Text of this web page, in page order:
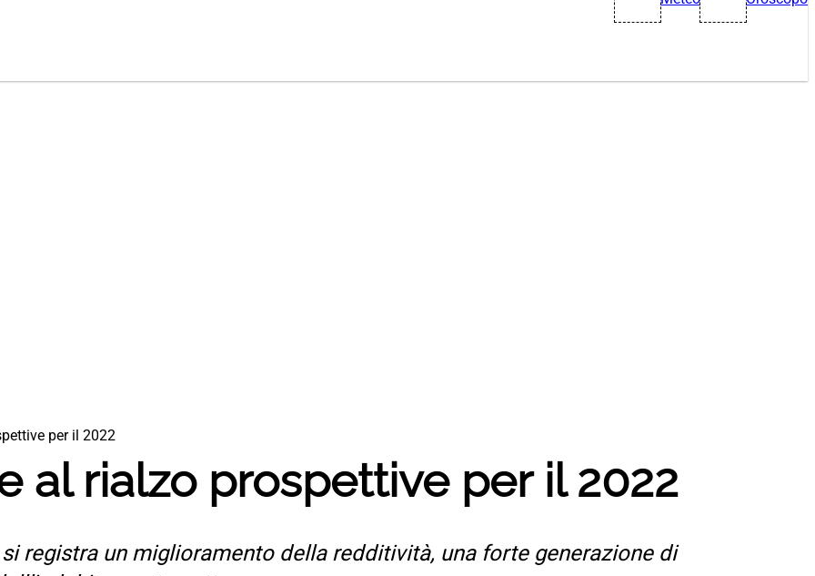
per il 2022
al rialzo prospettive per il 2022
registra un miglioramento della redditività, una forte generazione di